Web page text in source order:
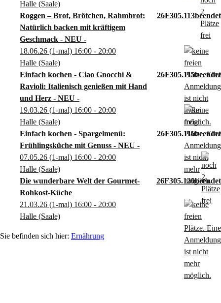
Halle (Saale)
Roggen – Brot, Brötchen, Rahmbrot:
Natürlich backen mit kräftigem
Geschmack - NEU -
26F305.113
18.06.26 (1-mal) 16:00 - 20:00
Halle (Saale)
Einfach kochen - Ciao Gnocchi &
Ravioli: Italienisch genießen mit Hand
und Herz - NEU -
26F305.115
19.03.26 (1-mal) 16:00 - 20:00
Halle (Saale)
Einfach kochen - Spargelmenü:
Frühlingsküche mit Genuss - NEU -
26F305.116
07.05.26 (1-mal) 16:00 - 20:00
Halle (Saale)
Die wunderbare Welt der Gourmet-
Rohkost-Küche
26F305.120
21.03.26 (1-mal) 16:00 - 20:00
Halle (Saale)
Ernährung